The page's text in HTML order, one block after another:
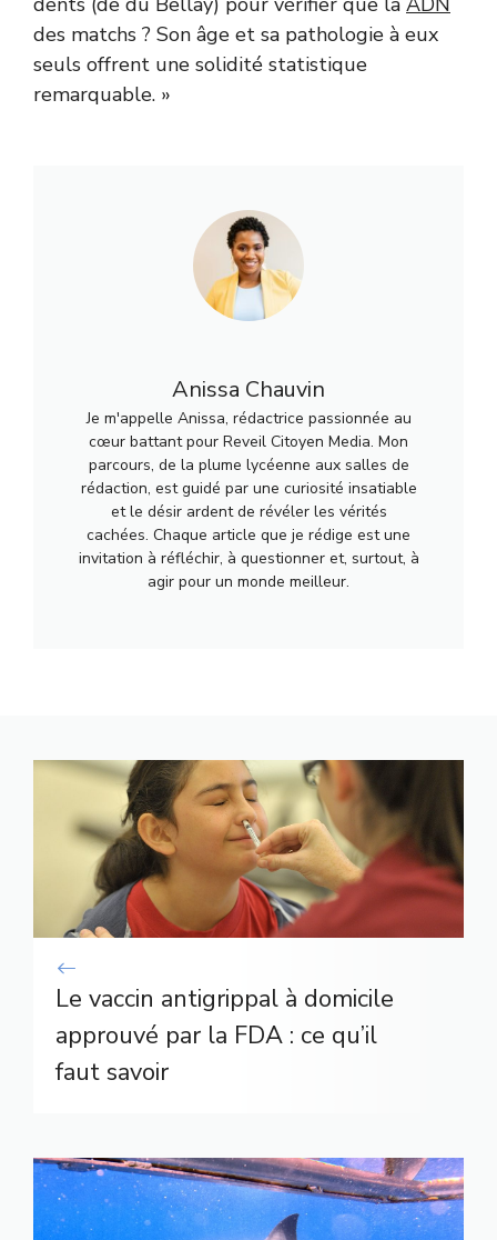
des matchs ? Son âge et sa pathologie à eux
seuls offrent une solidité statistique
remarquable. »
Anissa Chauvin
Je m'appelle Anissa, rédactrice passionnée au
cœur battant pour Reveil Citoyen Media. Mon
parcours, de la plume lycéenne aux salles de
rédaction, est guidé par une curiosité insatiable
et le désir ardent de révéler les vérités
cachées. Chaque article que je rédige est une
invitation à réfléchir, à questionner et, surtout, à
agir pour un monde meilleur.
Le vaccin antigrippal à domicile
approuvé par la FDA : ce qu’il
faut savoir